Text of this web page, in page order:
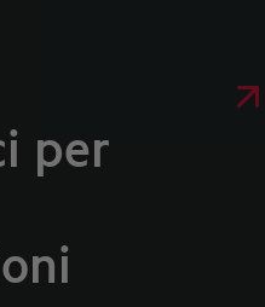
per